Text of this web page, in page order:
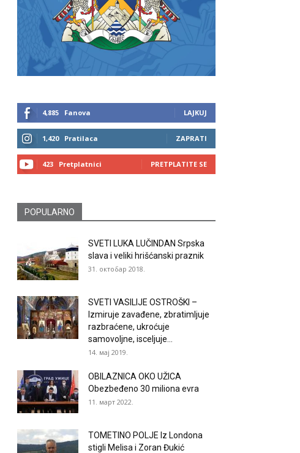
4,885 Fanova LAJKUJ
1,420 Pratilaca ZAPRATI
423 Pretplatnici PRETPLATITE SE
POPULARNO
SVETI LUKA LUČINDAN Srpska
slava i veliki hrišćanski praznik
31. октобар 2018.
SVETI VASILIJE OSTROŠKI –
Izmiruje zavađene, zbratimljuje
razbraćene, ukroćuje
samovoljne, isceljuje...
14. мај 2019.
OBILAZNICA OKO UŽICA
Obezbeđeno 30 miliona evra
11. март 2022.
TOMETINO POLJE Iz Londona
stigli Melisa i Zoran Đukić